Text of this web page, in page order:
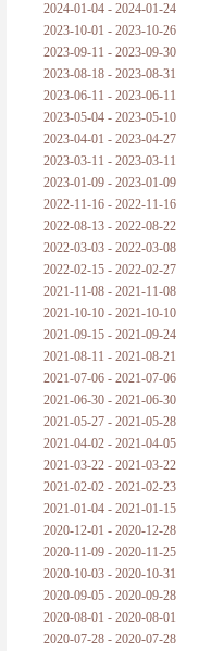
2024-01-04 - 2024-01-24
2023-10-01 - 2023-10-26
2023-09-11 - 2023-09-30
2023-08-18 - 2023-08-31
2023-06-11 - 2023-06-11
2023-05-04 - 2023-05-10
2023-04-01 - 2023-04-27
2023-03-11 - 2023-03-11
2023-01-09 - 2023-01-09
2022-11-16 - 2022-11-16
2022-08-13 - 2022-08-22
2022-03-03 - 2022-03-08
2022-02-15 - 2022-02-27
2021-11-08 - 2021-11-08
2021-10-10 - 2021-10-10
2021-09-15 - 2021-09-24
2021-08-11 - 2021-08-21
2021-07-06 - 2021-07-06
2021-06-30 - 2021-06-30
2021-05-27 - 2021-05-28
2021-04-02 - 2021-04-05
2021-03-22 - 2021-03-22
2021-02-02 - 2021-02-23
2021-01-04 - 2021-01-15
2020-12-01 - 2020-12-28
2020-11-09 - 2020-11-25
2020-10-03 - 2020-10-31
2020-09-05 - 2020-09-28
2020-08-01 - 2020-08-01
2020-07-28 - 2020-07-28